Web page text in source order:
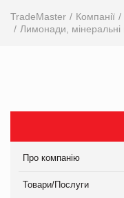
TradeMaster Компанії
Лимонади, мінеральні
Про компанію
Товари/Послуги